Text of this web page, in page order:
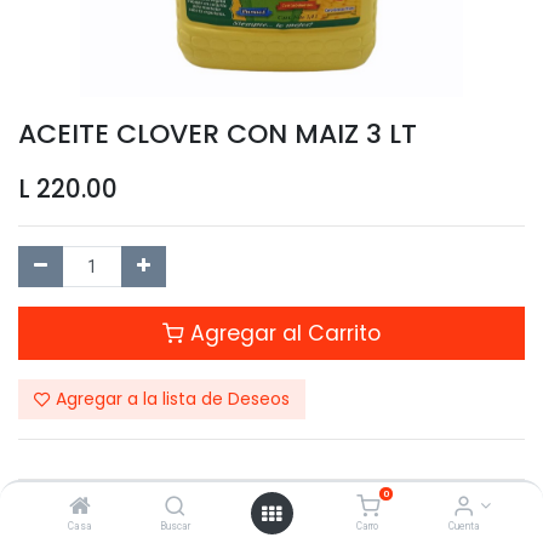
Casa Buscar
0
Carro Cuenta
ACEITE CLOVER CON MAIZ 3 LT
L 220.00
Agregar al Carrito
Agregar a la lista de Deseos
Compartir este Producto: